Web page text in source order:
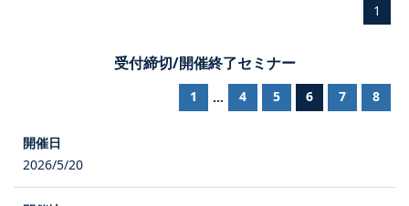
1
受付締切/開催終了セミナー
1 ... 4 5 6 7 8
2026/5/20